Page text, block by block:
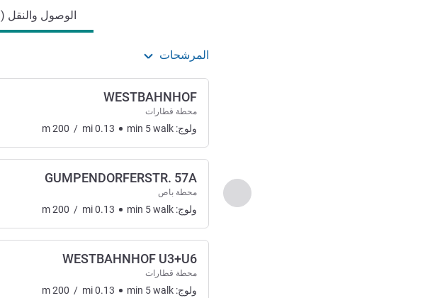
الوصول والنقل (8)
المرشحات
السابق - الوصول والنقل
WESTBAHNHOF
محطة قطارات
ولوج: m200 / mi0.13 min 5walk
GUMPENDORFERSTR. 57A
محطة باص
ولوج: m200 / mi0.13 min 5walk
WESTBAHNHOF U3+U6
محطة قطارات
ولوج: m200 / mi0.13 min 5walk